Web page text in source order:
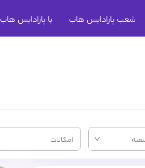
شعب پارادایس هاب با پارادایس هاب
امکانات